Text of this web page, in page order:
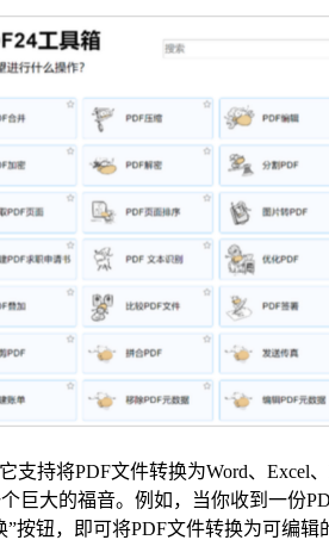
支持将PDF文件转换为Word、Excel
巨大的福音。例如，当你收到一份
”按钮，即可将PDF文件转换为可编